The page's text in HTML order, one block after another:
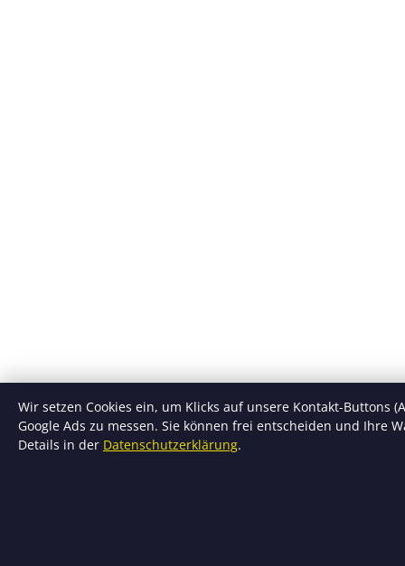
Wir setzen Cookies ein, um Klicks auf unsere Kontakt-Buttons
Google Ads zu messen. Sie können frei entscheiden und Ihre
Details in der Datenschutzerklärung.